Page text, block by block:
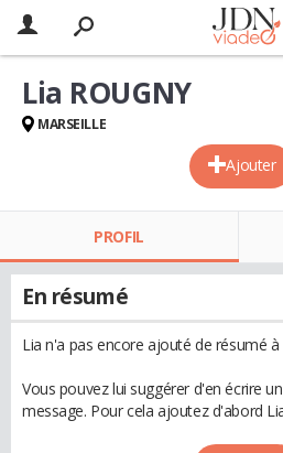
Ajouter
Lia ROUGNY
MARSEILLE
PROFIL
En résumé
Lia n'a pas encore ajouté de résumé
Vous pouvez lui suggérer d'en écrire
message. Pour cela ajoutez d'abord